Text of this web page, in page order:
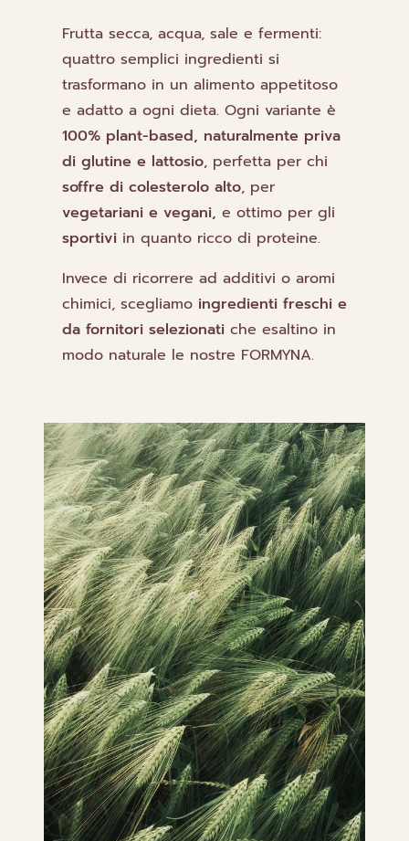
Frutta secca, acqua, sale e fermenti:
quattro semplici ingredienti si
trasformano in un alimento appetitoso
e adatto a ogni dieta. Ogni variante è
100% plant-based, naturalmente priva
di glutine e lattosio, perfetta per chi
soffre di colesterolo alto, per
vegetariani e vegani, e ottimo per gli
sportivi in quanto ricco di proteine.
Invece di ricorrere ad additivi o aromi
chimici, scegliamo ingredienti freschi e
da fornitori selezionati che esaltino in
modo naturale le nostre FORMYNA.